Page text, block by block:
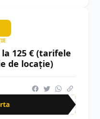
125 € (tarifele
de locație)